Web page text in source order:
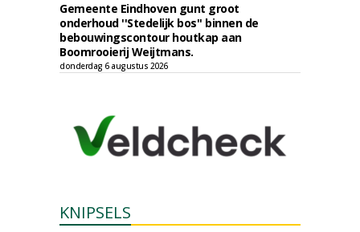
Gemeente Eindhoven gunt groot
onderhoud ''Stedelijk bos'' binnen de
bebouwingscontour houtkap aan
Boomrooierij Weijtmans.
donderdag 6 augustus 2026
KNIPSELS